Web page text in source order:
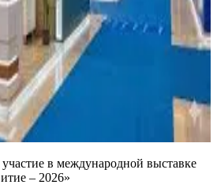
в международной выставке
– 2026»